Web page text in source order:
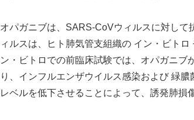
オパガニブは、SARS-CoVウィルスに対し
ィルスは、ヒト肺気管支組織の イン・ビト
ン・ビトロでの前臨床試験では、オパガニ
り、インフルエンザウイルス感染および 緑
レベルを低下させることによって、誘発肺損
English